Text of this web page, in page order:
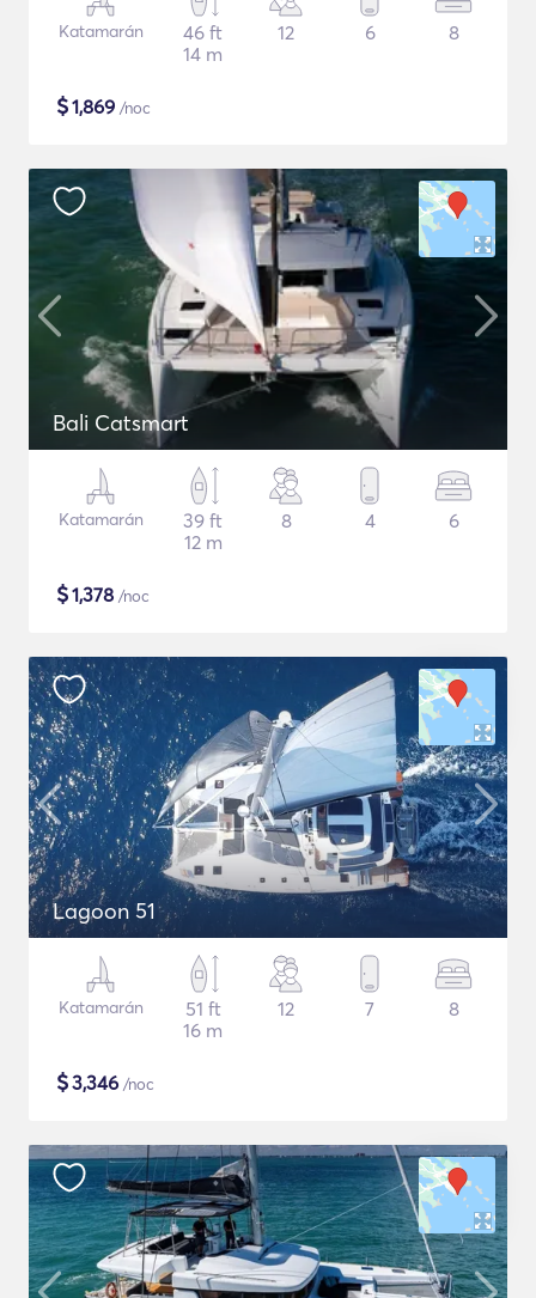
Katamarán
46 ft
14 m
12 6 8
$1,869 /noc
Bali Catsmart
Katamarán
39 ft
12 m
8 4 6
$1,378 /noc
Lagoon 51
Katamarán
51 ft
16 m
12 7 8
$3,346 /noc